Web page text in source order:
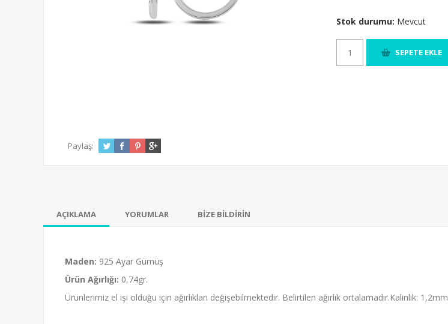
Stok durumu: Mevcut
Paylaş:
AÇIKLAMA YORUMLAR BİZE BİLDİRİN
Maden: 925 Ayar Gümüş
Ürün Ağırlığı: 0,74gr.
Ürünlerimiz el işi olduğu için ağırlıkları değişebilmektedir. Belirtilen ağırlık ortalamadır.Kalınlık: 1,2mm